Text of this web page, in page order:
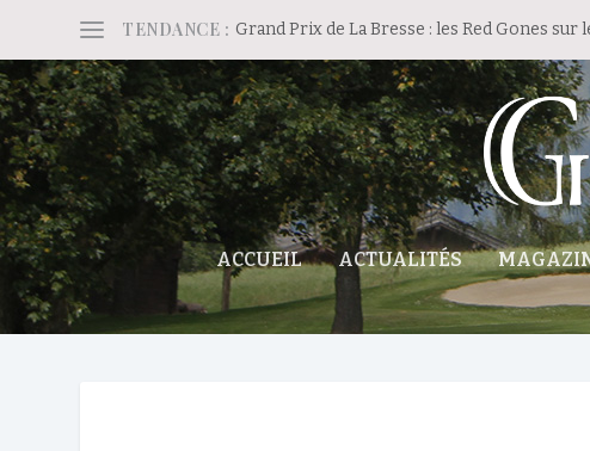
TENDANCE : Grand Prix de La Bresse : les Red Gones sur
ACCUEIL ACTUALITÉS